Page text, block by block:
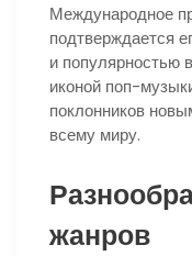
Международное
подтверждается
и популярностью
иконой поп-
поклонников
всему миру.
жанров